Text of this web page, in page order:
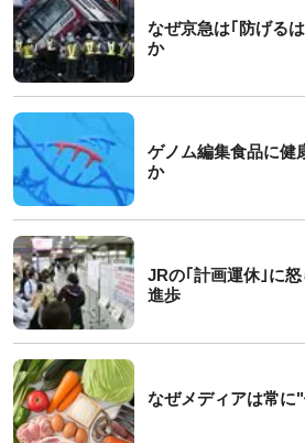
なぜ京急は｢防げる
か
ゲノム編集食品に健
か
JRの｢計画運休｣に
進歩
なぜメディアは常に